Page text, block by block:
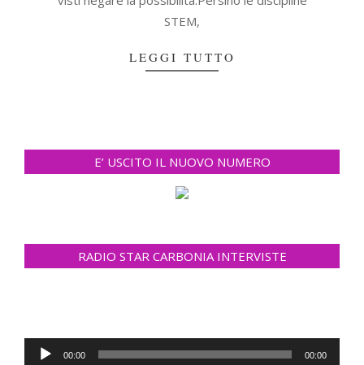
STEM,
LEGGI TUTTO
E’ USCITO IL NUOVO NUMERO
RADIO STAR CARBONIA INTERVISTE
Audio
00:00 00:00